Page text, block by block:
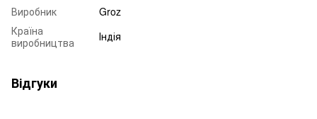
Виробник
Groz
Країна
виробництва
Індія
Відгуки